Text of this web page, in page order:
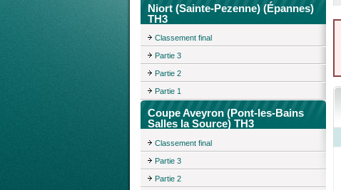
Niort (Sainte-Pezenne) (Épannes)
TH3
Classement final
Partie 3
Partie 2
Partie 1
Coupe Aveyron (Pont-les-Bains
Salles la Source) TH3
Classement final
Partie 3
Partie 2